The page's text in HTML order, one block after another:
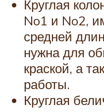
Круглая
No1 и No2,
средней
нужна для
краской, а
работы.
Круглая